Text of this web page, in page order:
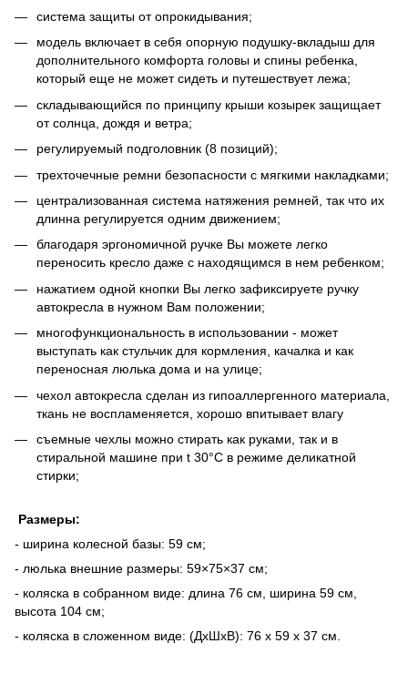
система защиты от опрокидывания;
модель включает в себя опорную подушку-вкладыш для
дополнительного комфорта головы и спины ребенка,
который еще не может сидеть и путешествует лежа;
складывающийся по принципу крыши козырек защищает
от солнца, дождя и ветра;
регулируемый подголовник (8 позиций);
трехточечные ремни безопасности с мягкими накладками;
централизованная система натяжения ремней, так что их
длинна регулируется одним движением;
благодаря эргономичной ручке Вы можете легко
переносить кресло даже с находящимся в нем ребенком;
нажатием одной кнопки Вы легко зафиксируете ручку
автокресла в нужном Вам положении;
многофункциональность в использовании - может
выступать как стульчик для кормления, качалка и как
переносная люлька дома и на улице;
чехол автокресла сделан из гипоаллергенного материала,
ткань не воспламеняется, хорошо впитывает влагу
съемные чехлы можно стирать как руками, так и в
стиральной машине при t 30°C в режиме деликатной
стирки;
Размеры:
- ширина колесной базы: 59 см;
- люлька внешние размеры: 59×75×37 см;
- коляска в собранном виде: длина 76 см, ширина 59 см,
высота 104 см;
- коляска в сложенном виде: (ДхШхВ): 76 х 59 х 37 см.